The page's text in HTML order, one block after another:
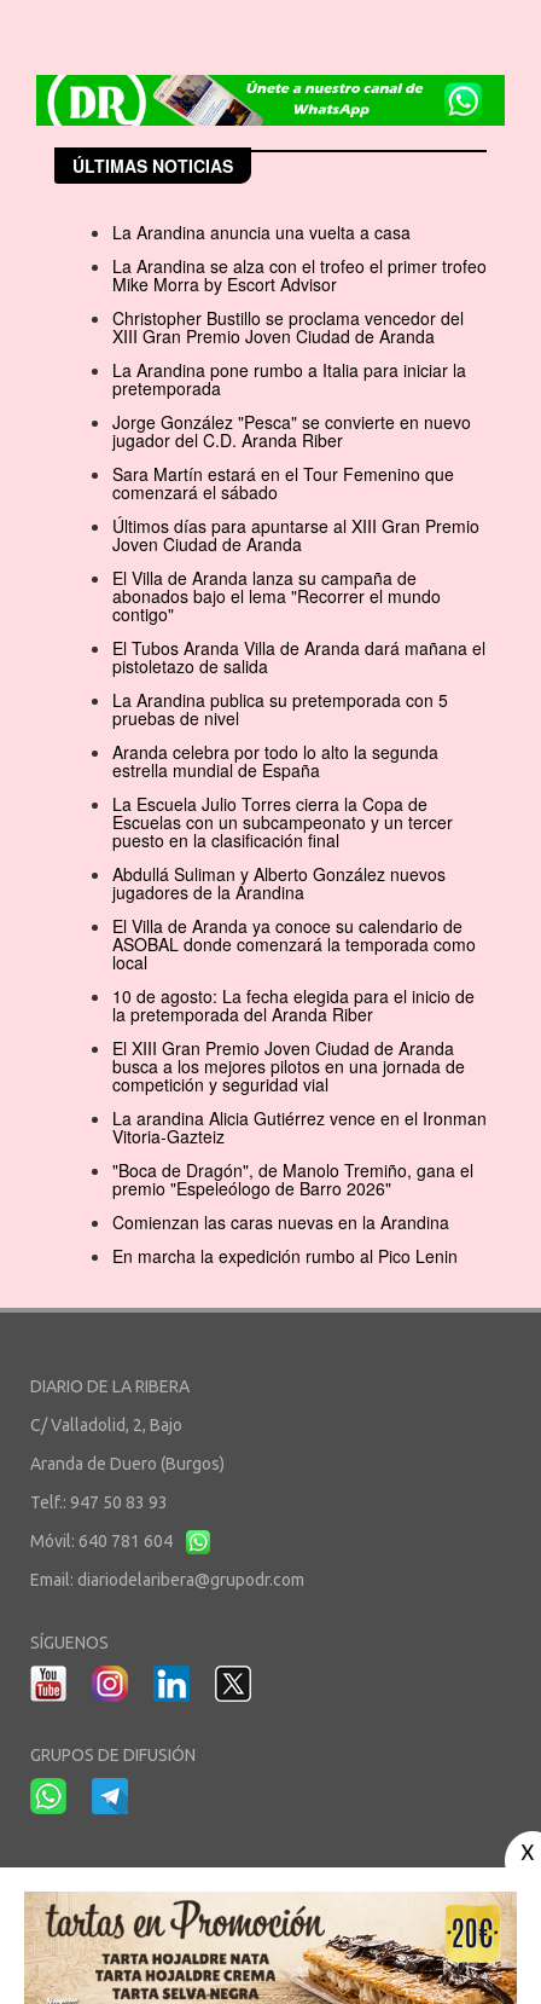
ÚLTIMAS NOTICIAS
La Arandina anuncia una vuelta a casa
La Arandina se alza con el trofeo el primer trofeo
Mike Morra by Escort Advisor
Christopher Bustillo se proclama vencedor del
XIII Gran Premio Joven Ciudad de Aranda
La Arandina pone rumbo a Italia para iniciar la
pretemporada
Jorge González "Pesca" se convierte en nuevo
jugador del C.D. Aranda Riber
Sara Martín estará en el Tour Femenino que
comenzará el sábado
Últimos días para apuntarse al XIII Gran Premio
Joven Ciudad de Aranda
El Villa de Aranda lanza su campaña de
abonados bajo el lema "Recorrer el mundo
contigo"
El Tubos Aranda Villa de Aranda dará mañana el
pistoletazo de salida
La Arandina publica su pretemporada con 5
pruebas de nivel
Aranda celebra por todo lo alto la segunda
estrella mundial de España
La Escuela Julio Torres cierra la Copa de
Escuelas con un subcampeonato y un tercer
puesto en la clasificación final
Abdullá Suliman y Alberto González nuevos
jugadores de la Arandina
El Villa de Aranda ya conoce su calendario de
ASOBAL donde comenzará la temporada como
local
10 de agosto: La fecha elegida para el inicio de
la pretemporada del Aranda Riber
El XIII Gran Premio Joven Ciudad de Aranda
busca a los mejores pilotos en una jornada de
competición y seguridad vial
La arandina Alicia Gutiérrez vence en el Ironman
Vitoria-Gazteiz
"Boca de Dragón", de Manolo Tremiño, gana el
premio "Espeleólogo de Barro 2026"
Comienzan las caras nuevas en la Arandina
En marcha la expedición rumbo al Pico Lenin
DIARIO DE LA RIBERA
C/ Valladolid, 2, Bajo
Aranda de Duero (Burgos)
Telf.: 947 50 83 93
Móvil: 640 781 604
Email: diariodelaribera@grupodr.com
SÍGUENOS
GRUPOS DE DIFUSIÓN
Aviso Legal-Política de Privacidad-Política de Cookies-Área privada